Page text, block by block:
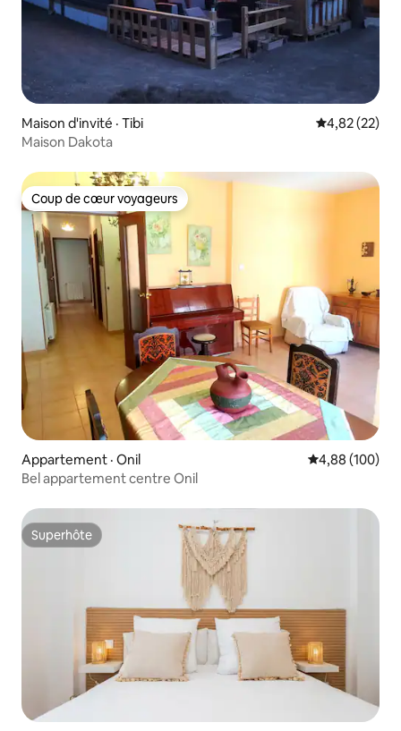
Maison d'invité · Tibi Note
4,82 (22)
Maison Dakota
Coup de cœur voyageurs
Coup de cœur voyageurs
Appartement · Onil Note
4,88 (100)
Bel appartement centre Onil
Superhôte
Superhôte